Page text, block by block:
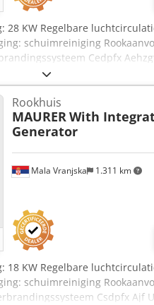
28 KW Regelbare
schuimreiniging
Cedpfx
Hoogte: 275 Afmetingen
na vooruitbetaling
Mala Vranjska 1.311 km
Rookhuis
MAURERWith
Generator
18 KW Regelbare
schuimreiniging
Csdpfx Ajf